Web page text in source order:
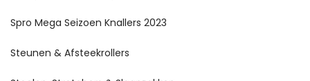
Spro Mega Seizoen Knallers 2023
Steunen & Afsteekrollers